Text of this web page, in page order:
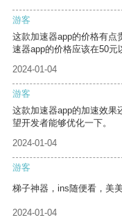
游客
这款加速器app的价格有点
速器app的价格应该在50元
2024-01-04
游客
这款加速器app的加速效果
望开发者能够优化一下。
2024-01-04
游客
梯子神器，ins随便看，美
2024-01-04